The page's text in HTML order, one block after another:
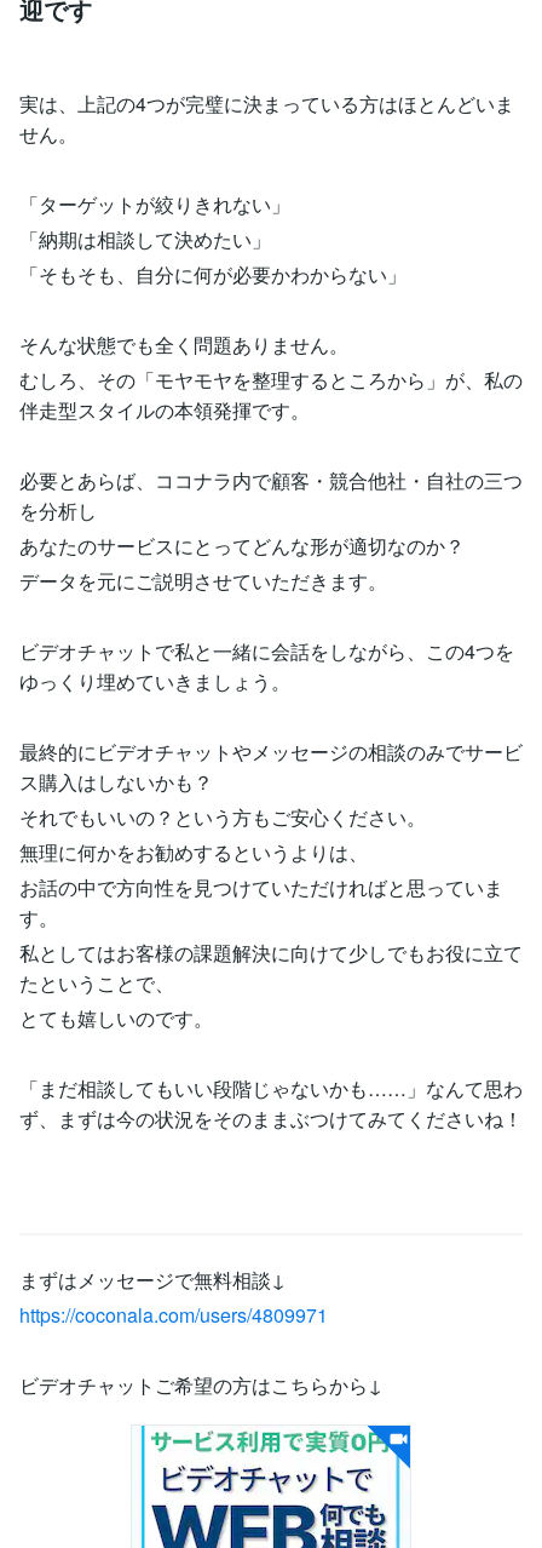
迎です
実は、上記の4つが完璧に決まっている方はほとんどいま
せん。
「ターゲットが絞りきれない」
「納期は相談して決めたい」
「そもそも、自分に何が必要かわからない」
そんな状態でも全く問題ありません。
むしろ、その「モヤモヤを整理するところから」が、私の
伴走型スタイルの本領発揮です。
必要とあらば、ココナラ内で顧客・競合他社・自社の三つ
を分析し
あなたのサービスにとってどんな形が適切なのか？
データを元にご説明させていただきます。
ビデオチャットで私と一緒に会話をしながら、この4つを
ゆっくり埋めていきましょう。
最終的にビデオチャットやメッセージの相談のみでサービ
ス購入はしないかも？
それでもいいの？という方もご安心ください。
無理に何かをお勧めするというよりは、
お話の中で方向性を見つけていただければと思っていま
す。
私としてはお客様の課題解決に向けて少しでもお役に立て
たということで、
とても嬉しいのです。
「まだ相談してもいい段階じゃないかも……」なんて思わ
ず、まずは今の状況をそのままぶつけてみてくださいね！
まずはメッセージで無料相談↓
https://coconala.com/users/4809971
ビデオチャットご希望の方はこちらから↓